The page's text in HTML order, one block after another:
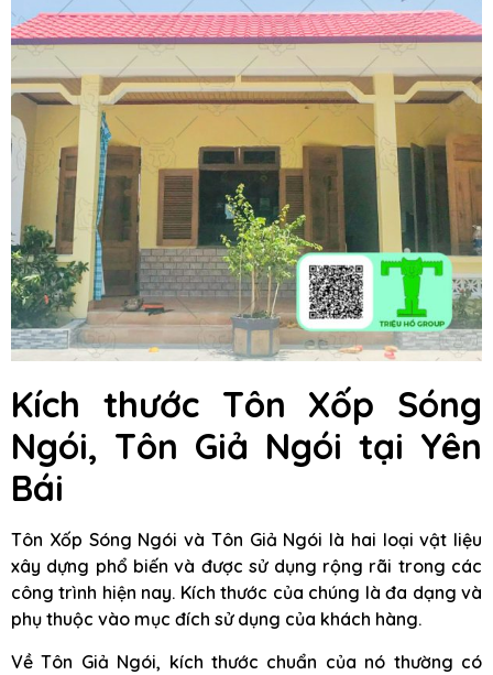
Kích thước Tôn Xốp Sóng
Ngói, Tôn Giả Ngói tại Yên
Bái
Tôn Xốp Sóng Ngói và Tôn Giả Ngói là hai loại vật liệu
xây dựng phổ biến và được sử dụng rộng rãi trong các
công trình hiện nay. Kích thước của chúng là đa dạng và
phụ thuộc vào mục đích sử dụng của khách hàng.
Về Tôn Giả Ngói, kích thước chuẩn của nó thường có